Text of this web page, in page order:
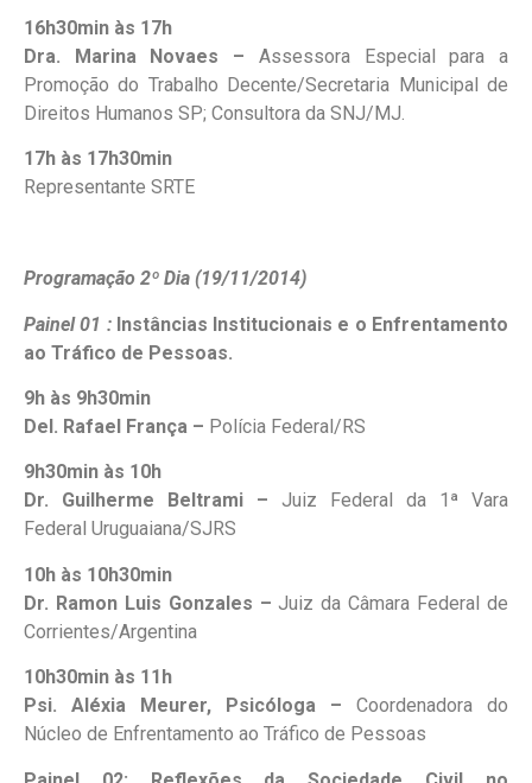
16h30min às 17h
Dra. Marina Novaes – Assessora Especial para a
Promoção do Trabalho Decente/Secretaria Municipal de
Direitos Humanos SP; Consultora da SNJ/MJ.
17h às 17h30min
Representante SRTE
Programação 2º Dia (19/11/2014)
Painel 01 : Instâncias Institucionais e o Enfrentamento
ao Tráfico de Pessoas.
9h às 9h30min
Del. Rafael França – Polícia Federal/RS
9h30min às 10h
Dr. Guilherme Beltrami – Juiz Federal da 1ª Vara
Federal Uruguaiana/SJRS
10h às 10h30min
Dr. Ramon Luis Gonzales –Juiz da Câmara Federal de
Corrientes/Argentina
10h30min às 11h
Psi. Aléxia Meurer, Psicóloga – Coordenadora do
Núcleo de Enfrentamento ao Tráfico de Pessoas